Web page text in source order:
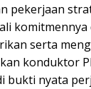
pekerjaan
serta
konduktor
bukti nyata